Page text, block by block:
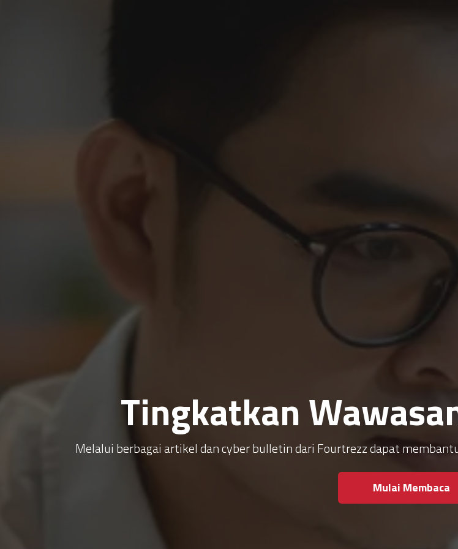
Tingkatkan
Melalui berbagai artikel dan cyber bulletin dari Fourtrezz dapat
Mulai Membaca